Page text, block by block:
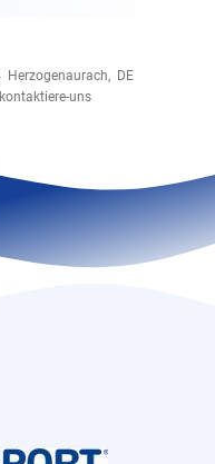
Herzogenaurach, DE
uns